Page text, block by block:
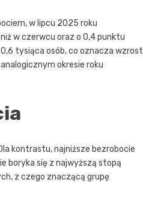
w lipcu 2025 roku
w czerwcu oraz o 0,4 punktu
tysiąca osób, co oznacza wzrost
okresie roku
kontrastu, najniższe bezrobocie
boryka się z najwyższą stopą
z czego znaczącą grupę